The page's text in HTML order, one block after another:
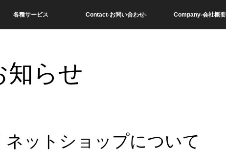
各種サービス Contact-お問い合わせ- Company-会社概
知らせ
ネットショップについて